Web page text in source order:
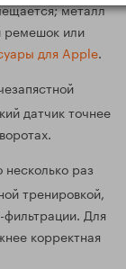
металл
ремешок или
для Apple.
датчик точнее
раз
тренировкой,
Для
корректная